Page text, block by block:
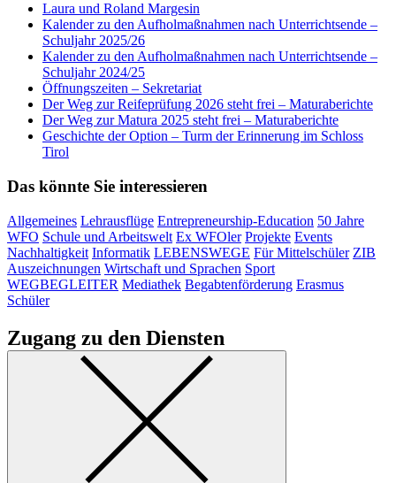
Laura und Roland Margesin
Kalender zu den Aufholmaßnahmen nach Unterrichtsende –
Schuljahr 2025/26
Kalender zu den Aufholmaßnahmen nach Unterrichtsende –
Schuljahr 2024/25
Öffnungszeiten – Sekretariat
Der Weg zur Reifeprüfung 2026 steht frei – Maturaberichte
Der Weg zur Matura 2025 steht frei – Maturaberichte
Geschichte der Option – Turm der Erinnerung im Schloss
Tirol
Das könnte Sie interessieren
Allgemeines Lehrausflüge Entrepreneurship-Education 50 Jahre
WFO Schule und Arbeitswelt Ex WFOler Projekte Events
Nachhaltigkeit Informatik LEBENSWEGE Für Mittelschüler ZIB
Auszeichnungen Wirtschaft und Sprachen Sport
WEGBEGLEITER Mediathek Begabtenförderung Erasmus
Schüler
Zugang zu den Diensten